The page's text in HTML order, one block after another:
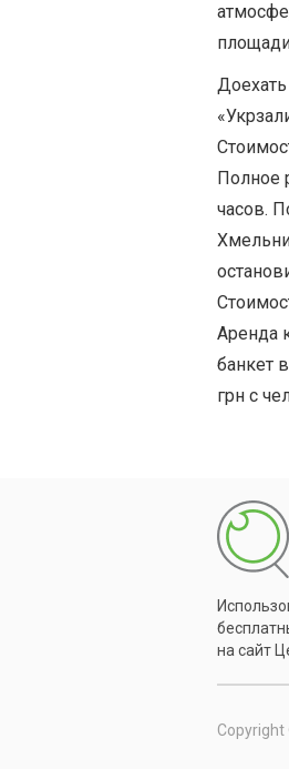
Полное
часов.
Аренда
банкет
грн с
на сайт
Copyright